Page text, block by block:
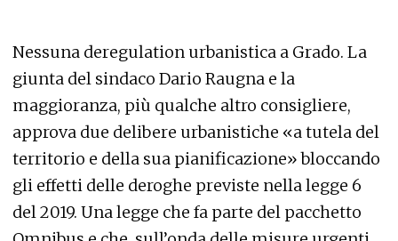
Nessuna deregulation urbanistica a Grado. La
giunta del sindaco Dario Raugna e la
maggioranza, più qualche altro consigliere,
approva due delibere urbanistiche «a tutela del
territorio e della sua pianificazione» bloccando
gli effetti delle deroghe previste nella legge 6
del 2019. Una legge che fa parte del pacchetto